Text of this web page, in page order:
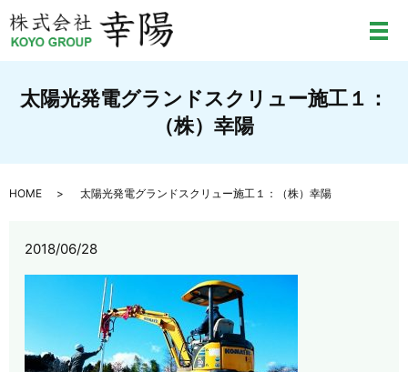
メ
太陽光発電グランドスクリュー施工１：
（株）幸陽
HOME 太陽光発電グランドスクリュー施工１：（株）幸陽
2018/06/28